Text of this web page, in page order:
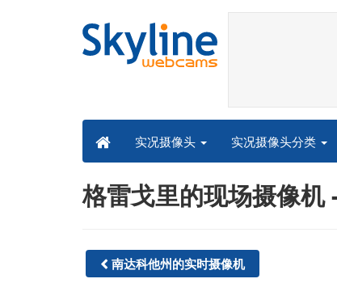
实况摄像头 实况摄像头分类
格雷戈里的现场摄像
南达科他州的实时摄像机